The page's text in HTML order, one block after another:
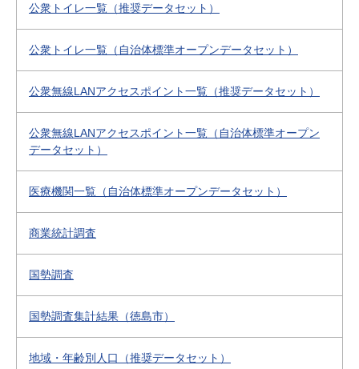
公衆トイレ一覧（推奨データセット）
公衆トイレ一覧（自治体標準オープンデータセット）
公衆無線LANアクセスポイント一覧（推奨データセット）
公衆無線LANアクセスポイント一覧（自治体標準オープン
データセット）
医療機関一覧（自治体標準オープンデータセット）
商業統計調査
国勢調査
国勢調査集計結果（徳島市）
地域・年齢別人口（推奨データセット）